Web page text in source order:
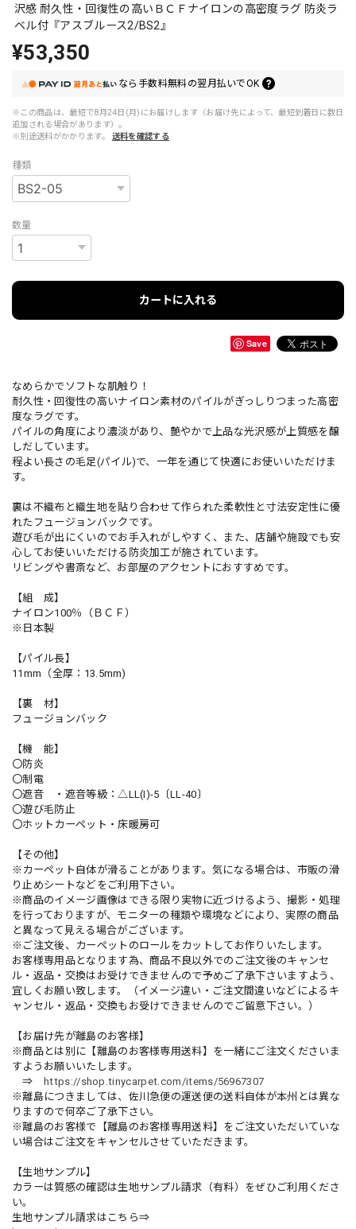
沢感 耐久性・回復性の高いＢＣＦナイロンの高密度ラグ 防炎ラ
ベル付『アスブルース2/BS2』
¥53,350
なら 手数料無料の翌月払いでOK
※この商品は、最短で8月24日(月)にお届けします（お届け先によって、最短到着日に数日
追加される場合があります）。
※別途送料がかかります。
送料を確認する
種類
数量
カートに入れる
Save
なめらかでソフトな肌触り！
耐久性・回復性の高いナイロン素材のパイルがぎっしりつまった高密
度なラグです。
パイルの角度により濃淡があり、艶やかで上品な光沢感が上質感を醸
しだしています。
程よい長さの毛足(パイル)で、一年を通じて快適にお使いいただけま
す。
裏は不織布と織生地を貼り合わせて作られた柔軟性と寸法安定性に優
れたフュージョンバックです。
遊び毛が出にくいのでお手入れがしやすく、また、店舗や施設でも安
心してお使いいただける防炎加工が施されています。
リビングや書斎など、お部屋のアクセントにおすすめです。
【組 成】
ナイロン100％（ＢＣＦ）
※日本製
【パイル長】
11mm（全厚：13.5mm)
【裏 材】
フュージョンバック
【機 能】
〇防炎
〇制電
〇遮音 ・遮音等級：△LL(I)-5〔LL-40〕
〇遊び毛防止
〇ホットカーペット・床暖房可
【その他】
※カーペット自体が滑ることがあります。気になる場合は、市販の滑
り止めシートなどをご利用下さい。
※商品のイメージ画像はできる限り実物に近づけるよう、撮影・処理
を行っておりますが、モニターの種類や環境などにより、実際の商品
と異なって見える場合がございます。
※ご注文後、カーペットのロールをカットしてお作りいたします。
お客様専用品となります為、商品不良以外でのご注文後のキャンセ
ル・返品・交換はお受けできませんので予めご了承下さいますよう、
宜しくお願い致します。（イメージ違い・ご注文間違いなどによるキ
ャンセル・返品・交換もお受けできませんのでご留意下さい。）
【お届け先が離島のお客様】
※商品とは別に【離島のお客様専用送料】を一緒にご注文くださいま
すようお願いいたします。
⇒
https://shop.tinycarpet.com/items/56967307
※離島につきましては、佐川急便の運送便の送料自体が本州とは異な
りますので何卒ご了承下さい。
※離島のお客様で【離島のお客様専用送料】をご注文いただいていな
い場合はご注文をキャンセルさせていただきます。
【生地サンプル】
カラーは質感の確認は生地サンプル請求（有料）をぜひご利用くださ
い。
生地サンプル請求はこちら⇒